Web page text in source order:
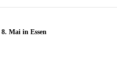
Mai in Essen